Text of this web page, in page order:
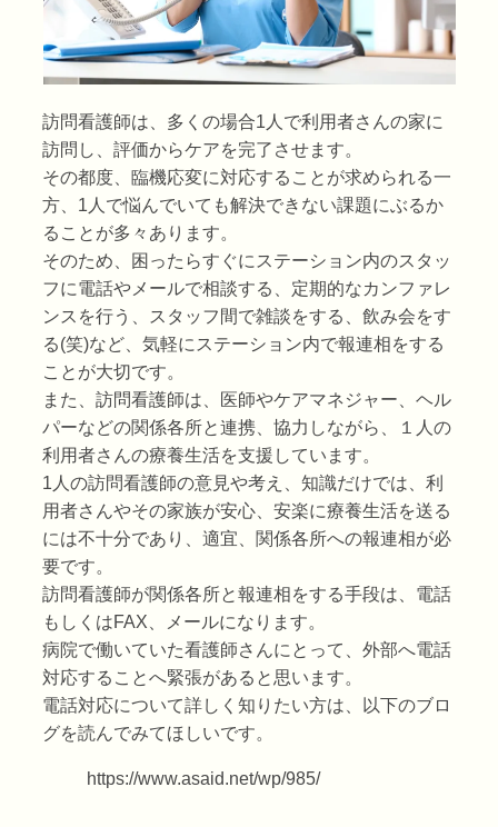
訪問看護師は、多くの場合1人で利用者さんの家に
訪問し、評価からケアを完了させます。
その都度、臨機応変に対応することが求められる一
方、1人で悩んでいても解決できない課題にぶるか
ることが多々あります。
そのため、困ったらすぐにステーション内のスタッ
フに電話やメールで相談する、定期的なカンファレ
ンスを行う、スタッフ間で雑談をする、飲み会をす
る(笑)など、気軽にステーション内で報連相をする
ことが大切です。
また、訪問看護師は、医師やケアマネジャー、ヘル
パーなどの関係各所と連携、協力しながら、１人の
利用者さんの療養生活を支援しています。
1人の訪問看護師の意見や考え、知識だけでは、利
用者さんやその家族が安心、安楽に療養生活を送る
には不十分であり、適宜、関係各所への報連相が必
要です。
訪問看護師が関係各所と報連相をする手段は、電話
もしくはFAX、メールになります。
病院で働いていた看護師さんにとって、外部へ電話
対応することへ緊張があると思います。
電話対応について詳しく知りたい方は、以下のブロ
グを読んでみてほしいです。
https://www.asaid.net/wp/985/